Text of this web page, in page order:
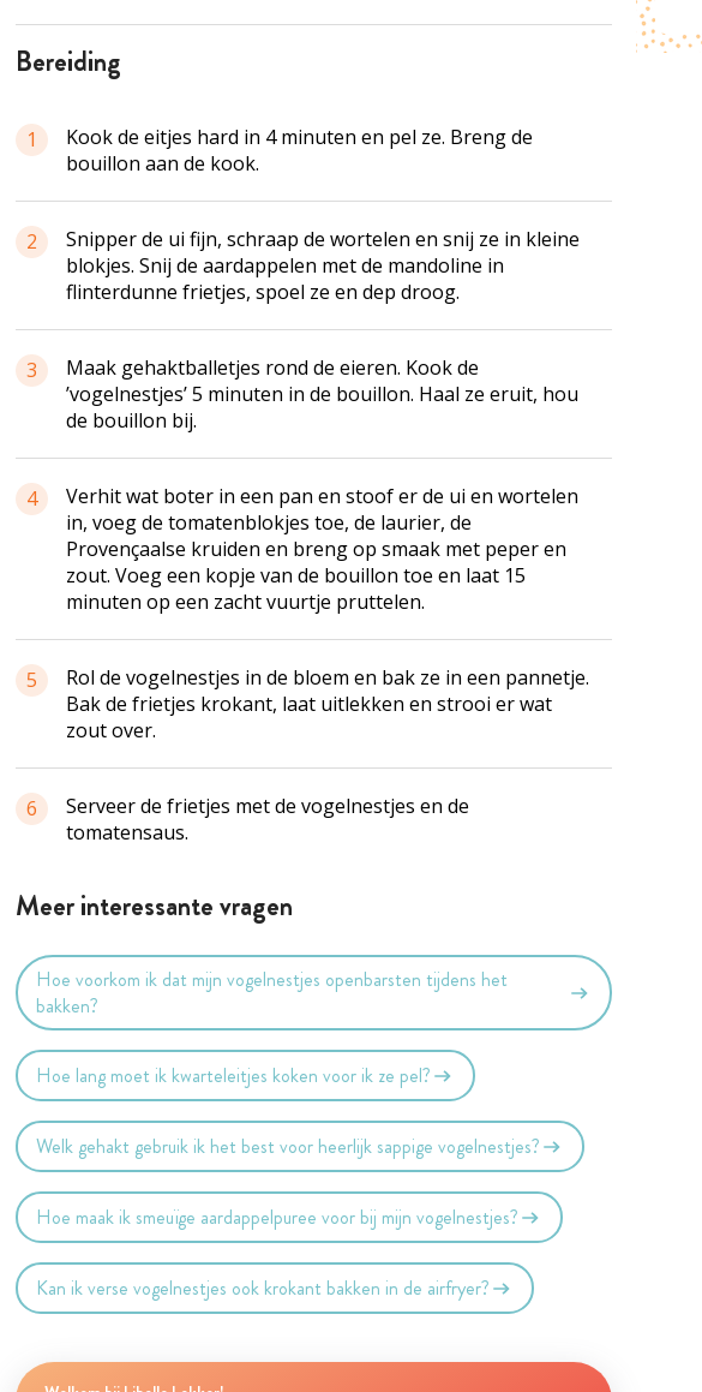
bereiding
1
Kook de eitjes hard in 4 minuten en pel ze. Breng de
bouillon aan de kook.
2
Snipper de ui fijn, schraap de wortelen en snij ze in kleine
blokjes. Snij de aardappelen met de mandoline in
flinterdunne frietjes, spoel ze en dep droog.
3
Maak gehaktballetjes rond de eieren. Kook de
’vogelnestjes’ 5 minuten in de bouillon. Haal ze eruit, hou
de bouillon bij.
4
Verhit wat boter in een pan en stoof er de ui en wortelen
in, voeg de tomatenblokjes toe, de laurier, de
Provençaalse kruiden en breng op smaak met peper en
zout. Voeg een kopje van de bouillon toe en laat 15
minuten op een zacht vuurtje pruttelen.
5
Rol de vogelnestjes in de bloem en bak ze in een pannetje.
Bak de frietjes krokant, laat uitlekken en strooi er wat
zout over.
6
Serveer de frietjes met de vogelnestjes en de
tomatensaus.
Meer interessante vragen
Hoe voorkom ik dat mijn vogelnestjes openbarsten tijdens het
bakken?
Hoe lang moet ik kwarteleitjes koken voor ik ze pel?
Welk gehakt gebruik ik het best voor heerlijk sappige vogelnestjes?
Hoe maak ik smeuïge aardappelpuree voor bij mijn vogelnestjes?
Kan ik verse vogelnestjes ook krokant bakken in de airfryer?